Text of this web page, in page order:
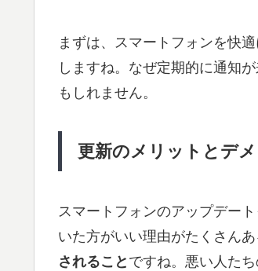
まずは、スマートフォンを快
しますね。なぜ定期的に通知
もしれません。
更新のメリットとデ
スマートフォンのアップデー
いた方がいい理由がたくさん
されること ですね。悪い人た